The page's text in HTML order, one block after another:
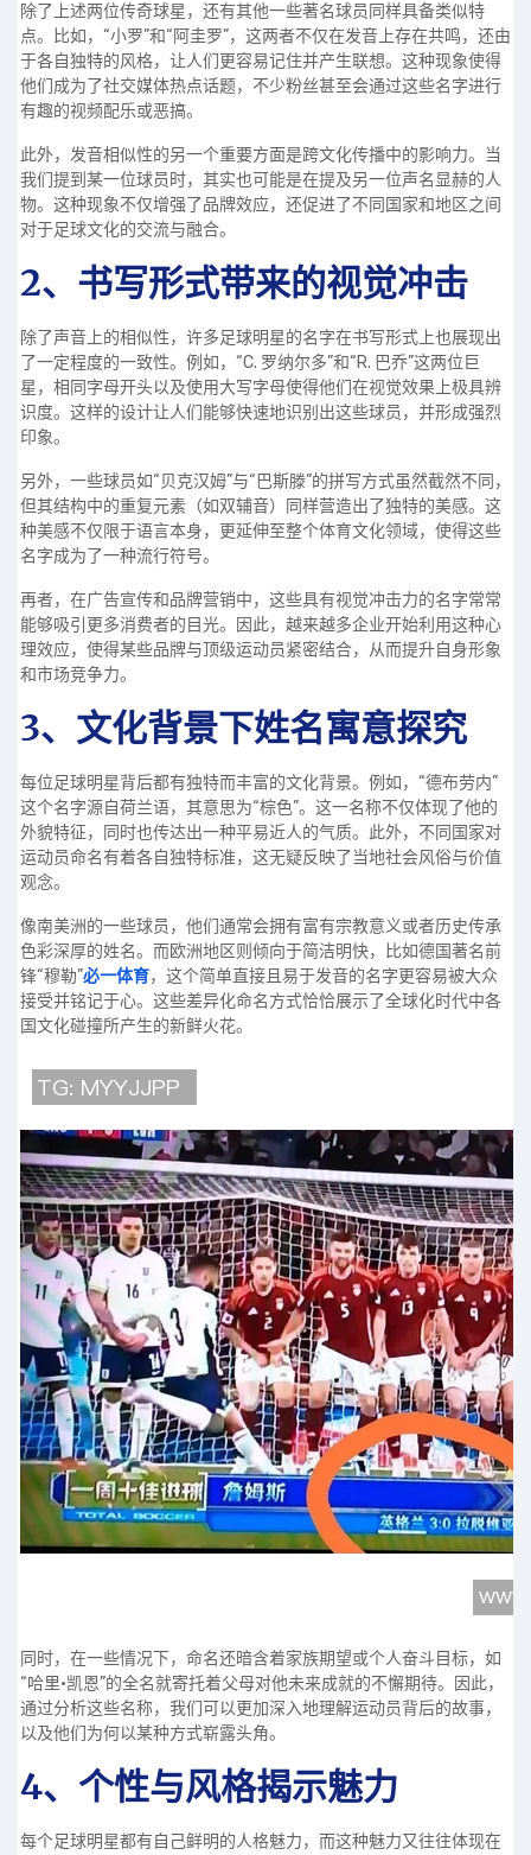
除了上述两位传奇球星，还有其他一些著名球员同样具备类似特
点。比如，“小罗”和“阿圭罗”，这两者不仅在发音上存在共鸣，还由
于各自独特的风格，让人们更容易记住并产生联想。这种现象使得
他们成为了社交媒体热点话题，不少粉丝甚至会通过这些名字进行
有趣的视频配乐或恶搞。
此外，发音相似性的另一个重要方面是跨文化传播中的影响力。当
我们提到某一位球员时，其实也可能是在提及另一位声名显赫的人
物。这种现象不仅增强了品牌效应，还促进了不同国家和地区之间
对于足球文化的交流与融合。
2、书写形式带来的视觉冲击
除了声音上的相似性，许多足球明星的名字在书写形式上也展现出
了一定程度的一致性。例如，“C. 罗纳尔多”和“R. 巴乔”这两位巨
星，相同字母开头以及使用大写字母使得他们在视觉效果上极具辨
识度。这样的设计让人们能够快速地识别出这些球员，并形成强烈
印象。
另外，一些球员如“贝克汉姆”与“巴斯滕”的拼写方式虽然截然不同，
但其结构中的重复元素（如双辅音）同样营造出了独特的美感。这
种美感不仅限于语言本身，更延伸至整个体育文化领域，使得这些
名字成为了一种流行符号。
再者，在广告宣传和品牌营销中，这些具有视觉冲击力的名字常常
能够吸引更多消费者的目光。因此，越来越多企业开始利用这种心
理效应，使得某些品牌与顶级运动员紧密结合，从而提升自身形象
和市场竞争力。
3、文化背景下姓名寓意探究
每位足球明星背后都有独特而丰富的文化背景。例如，“德布劳内”
这个名字源自荷兰语，其意思为“棕色”。这一名称不仅体现了他的
外貌特征，同时也传达出一种平易近人的气质。此外，不同国家对
运动员命名有着各自独特标准，这无疑反映了当地社会风俗与价值
观念。
像南美洲的一些球员，他们通常会拥有富有宗教意义或者历史传承
色彩深厚的姓名。而欧洲地区则倾向于简洁明快，比如德国著名前
锋“穆勒”必一体育，这个简单直接且易于发音的名字更容易被大众
接受并铭记于心。这些差异化命名方式恰恰展示了全球化时代中各
国文化碰撞所产生的新鲜火花。
同时，在一些情况下，命名还暗含着家族期望或个人奋斗目标，如
“哈里·凯恩”的全名就寄托着父母对他未来成就的不懈期待。因此，
通过分析这些名称，我们可以更加深入地理解运动员背后的故事，
以及他们为何以某种方式崭露头角。
4、个性与风格揭示魅力
每个足球明星都有自己鲜明的人格魅力，而这种魅力又往往体现在